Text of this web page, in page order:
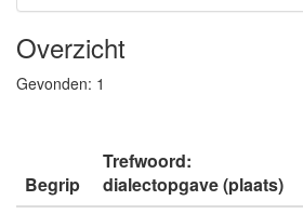
Overzicht
Gevonden: 1
Begrip
Trefwoord:
dialectopgave (plaats)